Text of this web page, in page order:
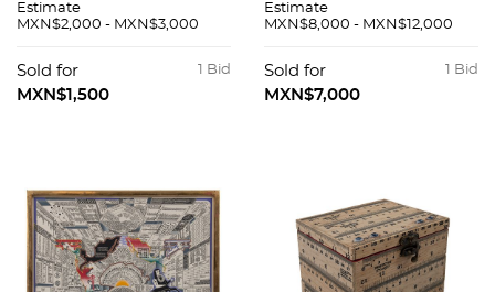
56 cm medidas
Estimate
MXN$2,000 - MXN$3,000
1 Bid
Sold for
MXN$1,500
Firmado y fechado
sobre tela. 30 x 35
cm
Estimate
MXN$8,000 - MXN$12,000
1 Bid
Sold for
MXN$7,000